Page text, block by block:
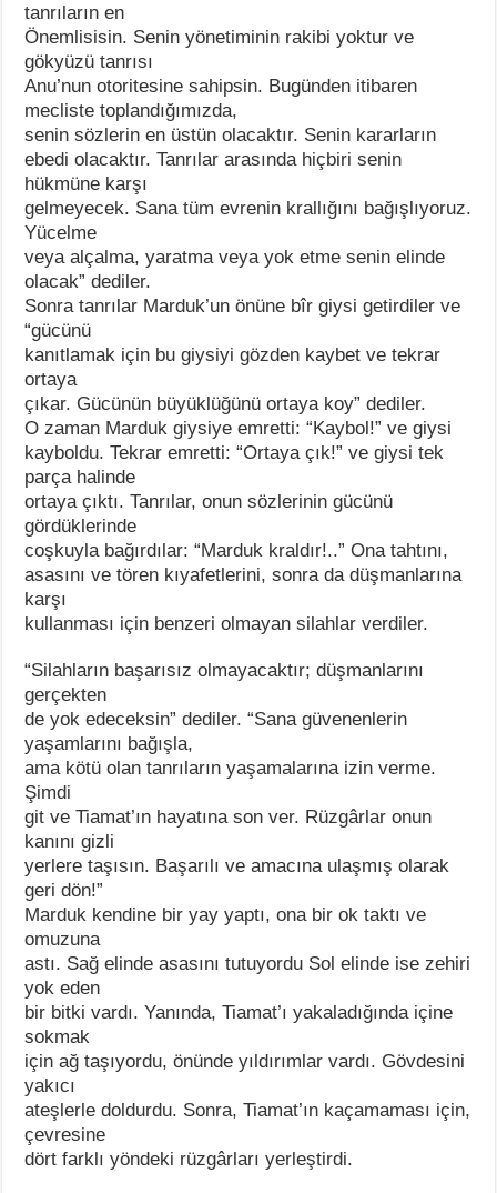
tanrıların en
Önemlisisin. Senin yönetiminin rakibi yoktur ve
gökyüzü tanrısı
Anu’nun otoritesine sahipsin. Bugünden itibaren
mecliste toplandığımızda,
senin sözlerin en üstün olacaktır. Senin kararların
ebedi olacaktır. Tanrılar arasında hiçbiri senin
hükmüne karşı
gelmeyecek. Sana tüm evrenin krallığını bağışlıyoruz.
Yücelme
veya alçalma, yaratma veya yok etme senin elinde
olacak” dediler.
Sonra tanrılar Marduk’un önüne bîr giysi getirdiler ve
“gücünü
kanıtlamak için bu giysiyi gözden kaybet ve tekrar
ortaya
çıkar. Gücünün büyüklüğünü ortaya koy” dediler.
O zaman Marduk giysiye emretti: “Kaybol!” ve giysi
kayboldu. Tekrar emretti: “Ortaya çık!” ve giysi tek
parça halinde
ortaya çıktı. Tanrılar, onun sözlerinin gücünü
gördüklerinde
coşkuyla bağırdılar: “Marduk kraldır!..” Ona tahtını,
asasını ve tören kıyafetlerini, sonra da düşmanlarına
karşı
kullanması için benzeri olmayan silahlar verdiler.
“Silahların başarısız olmayacaktır; düşmanlarını
gerçekten
de yok edeceksin” dediler. “Sana güvenenlerin
yaşamlarını bağışla,
ama kötü olan tanrıların yaşamalarına izin verme.
Şimdi
git ve Tiamat’ın hayatına son ver. Rüzgârlar onun
kanını gizli
yerlere taşısın. Başarılı ve amacına ulaşmış olarak
geri dön!”
Marduk kendine bir yay yaptı, ona bir ok taktı ve
omuzuna
astı. Sağ elinde asasını tutuyordu Sol elinde ise zehiri
yok eden
bir bitki vardı. Yanında, Tiamat’ı yakaladığında içine
sokmak
için ağ taşıyordu, önünde yıldırımlar vardı. Gövdesini
yakıcı
ateşlerle doldurdu. Sonra, Tiamat’ın kaçamaması için,
çevresine
dört farklı yöndeki rüzgârları yerleştirdi.